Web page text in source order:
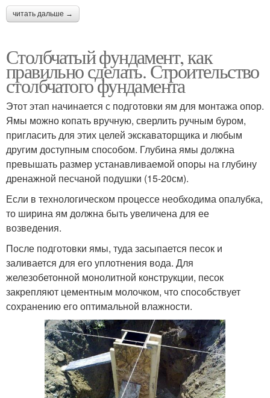
читать дальше →
Столбчатый фундамент, как
правильно сделать. Строительство
столбчатого фундамента
Этот этап начинается с подготовки ям для монтажа опор.
Ямы можно копать вручную, сверлить ручным буром,
пригласить для этих целей экскаваторщика и любым
другим доступным способом. Глубина ямы должна
превышать размер устанавливаемой опоры на глубину
дренажной песчаной подушки (15-20см).
Если в технологическом процессе необходима опалубка,
то ширина ям должна быть увеличена для ее
возведения.
После подготовки ямы, туда засыпается песок и
заливается для его уплотнения вода. Для
железобетонной монолитной конструкции, песок
закрепляют цементным молочком, что способствует
сохранению его оптимальной влажности.